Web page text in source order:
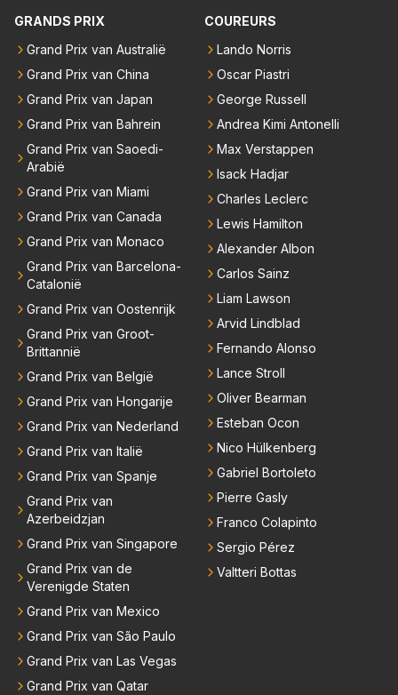
heb ik Max en co nooit iets anders horen zeggen da
p dat RBR een verlenging van dat contract wil want
dat maakt sponsorcontracten een stuk makkelijker
maar ik snap nog beter dat Max voor zichzelf geen
enkele deur wil dichtgooien, zeker niet met deze "tr
ut" auto's. Als laatste denk ik dat Max donders goed
weet hoe bij andere teams de hazen lopen en wat hij
nu heeft bij Red Bull. Dat het gras niet overal even g
roen is hoef je hem niet te vertellen.
GRANDS PRIX
Grand Prix van Australië
Grand Prix van China
Grand Prix van Japan
Grand Prix van Bahrein
Grand Prix van Saoedi-
Arabië
Grand Prix van Miami
Grand Prix van Canada
Grand Prix van Monaco
Grand Prix van Barcelona-
Catalonië
Grand Prix van Oostenrijk
Grand Prix van Groot-
Brittannië
Grand Prix van België
Grand Prix van Hongarije
Grand Prix van Nederland
Grand Prix van Italië
Grand Prix van Spanje
Grand Prix van
Azerbeidzjan
Grand Prix van Singapore
Grand Prix van de
Verenigde Staten
Grand Prix van Mexico
Grand Prix van São Paulo
Grand Prix van Las Vegas
Grand Prix van Qatar
COUREURS
Lando Norris
Oscar Piastri
George Russell
Andrea Kimi Antonelli
Max Verstappen
Isack Hadjar
Charles Leclerc
Lewis Hamilton
Alexander Albon
Carlos Sainz
Liam Lawson
Arvid Lindblad
Fernando Alonso
Lance Stroll
Oliver Bearman
Esteban Ocon
Nico Hülkenberg
Gabriel Bortoleto
Pierre Gasly
Franco Colapinto
Sergio Pérez
Valtteri Bottas